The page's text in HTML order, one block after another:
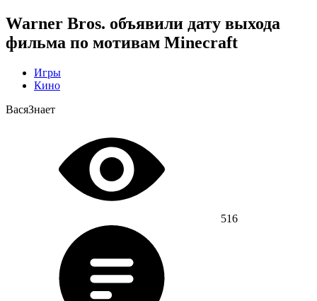
Warner Bros. объявили дату выхода
фильма по мотивам Minecraft
Игры
Кино
ВасяЗнает
516